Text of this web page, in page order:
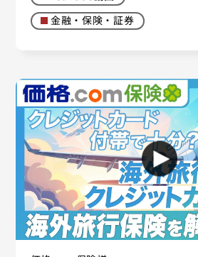
金融・保険・証券